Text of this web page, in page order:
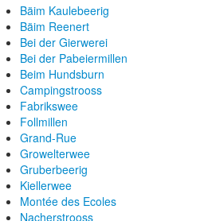
Bäim Kaulebeerig
Bäim Reenert
Bei der Gierwerei
Bei der Pabeiermillen
Beim Hundsburn
Campingstrooss
Fabrikswee
Follmillen
Grand-Rue
Growelterwee
Gruberbeerig
Kiellerwee
Montée des Ecoles
Nacherstrooss